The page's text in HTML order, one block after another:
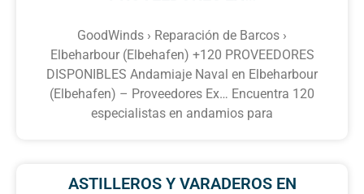
GoodWinds › Reparación de Barcos ›
Elbeharbour (Elbehafen) +120 PROVEEDORES
DISPONIBLES Andamiaje Naval en Elbeharbour
(Elbehafen) – Proveedores Ex… Encuentra 120
especialistas en andamios para
ASTILLEROS Y VARADEROS EN